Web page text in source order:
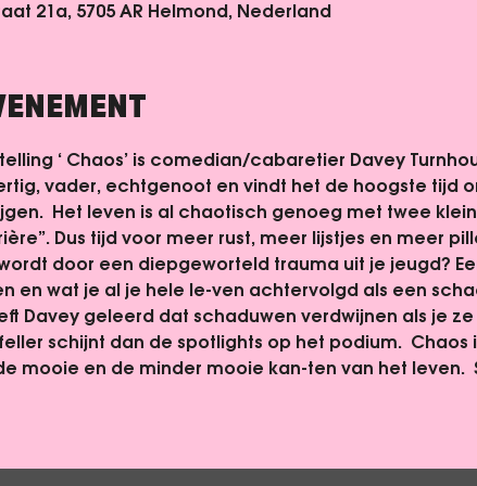
21a, 5705 AR Helmond, Nederland
‘ Chaos’ is comedian/cabaretier Davey
vader, echtgenoot en vindt het de hoogste tijd
Het leven is al chaotisch genoeg met twee
Dus tijd voor meer rust, meer lijstjes en meer
door een diepgeworteld trauma uit je jeugd?
en wat je al je hele le-ven achtervolgd als een
Davey geleerd dat schaduwen verdwijnen als je ze
schijnt dan de spotlights op het podium.  Chaos
mooie en de minder mooie kan-ten van het leven.